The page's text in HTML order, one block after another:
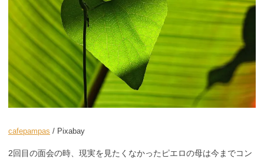
cafepampas / Pixabay
2回目の面会の時、現実を見たくなかったピエロの母は今までコン